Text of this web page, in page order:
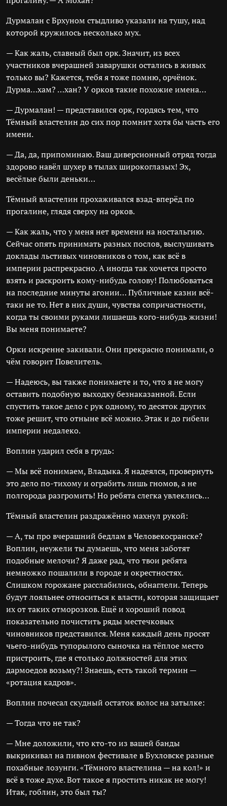
Дурмалан с Брхуном стыдливо указали на тушу, над
которой кружилось несколько мух.
— Как жаль, славный был орк. Значит, из всех
участников вчерашней заварушки остались в живых
только вы? Кажется, тебя я тоже помню, орчёнок.
Дурма…хам? …хан? У орков такие похожие имена…
— Дурмалан! — представился орк, гордясь тем, что
Тёмный властелин до сих пор помнит хотя бы часть его
имени.
— Да, да, припоминаю. Ваш диверсионный отряд тогда
здорово навёл шухер в тылах широкоглазых! Эх,
весёлые были деньки…
Тёмный властелин прохаживался взад-вперёд по
прогалине, глядя сверху на орков.
— Как жаль, что у меня нет времени на ностальгию.
Сейчас опять принимать разных послов, выслушивать
доклады льстивых чиновников о том, как всё в
империи распрекрасно. А иногда так хочется просто
взять и раскроить кому-нибудь голову! Полюбоваться
на последние минуты агонии… Публичные казни всё-
таки не то. Нет в них души, чувства сопричастности,
когда ты своими руками лишаешь кого-нибудь жизни!
Вы меня понимаете?
Орки искренне закивали. Они прекрасно понимали, о
чём говорит Повелитель.
— Надеюсь, вы также понимаете и то, что я не могу
оставить подобную выходку безнаказанной. Если
спустить такое дело с рук одному, то десяток других
тоже решит, что отныне всё можно. Этак и до гибели
империи недалеко.
Воплин ударил себя в грудь:
— Мы всё понимаем, Владыка. Я надеялся, провернуть
это дело по-тихому и ограбить лишь гномов, а не
полгорода разгромить! Но ребята слегка увлеклись…
Тёмный властелин раздражённо махнул рукой:
— А, ты про вчерашний бедлам в Человекосранске?
Воплин, неужели ты думаешь, что меня заботят
подобные мелочи? Я даже рад, что твои ребята
немножко пошалили в городе и окрестностях.
Слишком горожане расслабились, обнаглели. Теперь
будут лояльнее относиться к власти, которая защищает
их от таких отморозков. Ещё и хороший повод
показательно почистить ряды местечковых
чиновников представился. Меня каждый день просят
чьего-нибудь тупорылого сыночка на тёплое место
пристроить, где я столько должностей для этих
дармоедов возьму?! Знаешь, есть такой термин —
«ротация кадров».
Воплин почесал скудный остаток волос на затылке:
— Тогда что не так?
— Мне доложили, что кто-то из вашей банды
выкрикивал на пивном фестивале в Бухловске разные
похабные лозунги. «Тёмного властелина — на кол!» и
всё в тоже духе. Вот такое я простить никак не могу!
Итак, гоблин, это был ты?